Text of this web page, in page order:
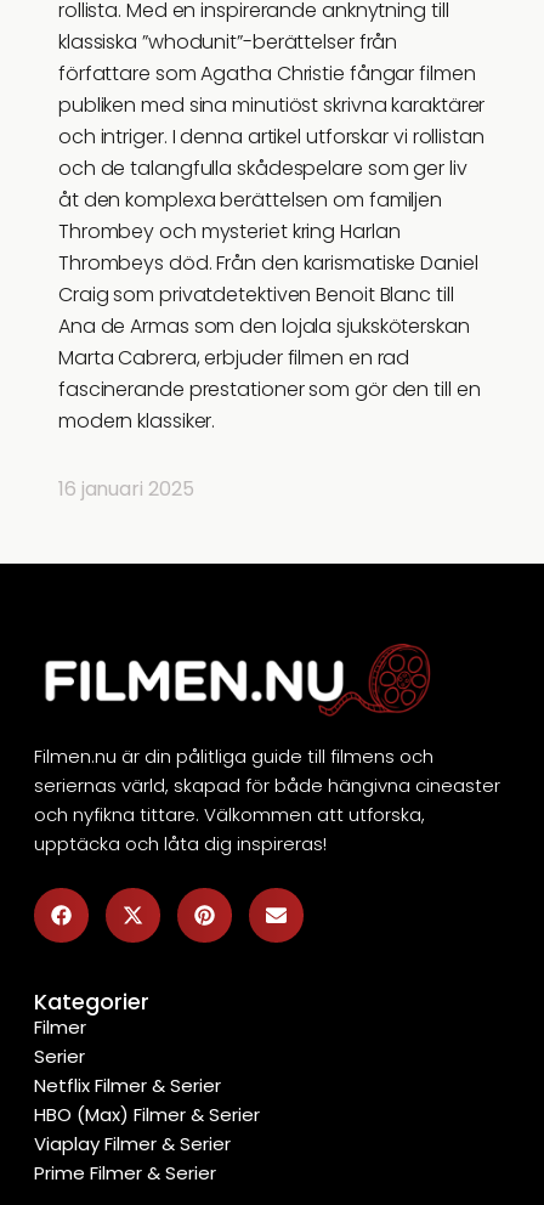
rollista. Med en inspirerande anknytning till
klassiska ”whodunit”-berättelser från
författare som Agatha Christie fångar filmen
publiken med sina minutiöst skrivna karaktärer
och intriger. I denna artikel utforskar vi rollistan
och de talangfulla skådespelare som ger liv
åt den komplexa berättelsen om familjen
Thrombey och mysteriet kring Harlan
Thrombeys död. Från den karismatiske Daniel
Craig som privatdetektiven Benoit Blanc till
Ana de Armas som den lojala sjuksköterskan
Marta Cabrera, erbjuder filmen en rad
fascinerande prestationer som gör den till en
modern klassiker.
16 januari 2025
Filmen.nu är din pålitliga guide till filmens och
seriernas värld, skapad för både hängivna cineaster
och nyfikna tittare. Välkommen att utforska,
upptäcka och låta dig inspireras!
Kategorier
Filmer
Serier
Netflix Filmer & Serier
HBO (Max) Filmer & Serier
Viaplay Filmer & Serier
Prime Filmer & Serier